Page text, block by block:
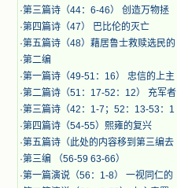
·第三篇诗（44：6-46） 创造万物拯
·第四篇诗（47） 巴比伦的灭亡
·第五篇诗（48）藉居鲁士救赎选民的
·第二编
·第一篇诗（49-51：16） 忠信的上主
·第二篇诗（51：17-52：12） 充军者
·第三篇诗（42：1-7；52：13-53：1
·第四篇诗（54-55）熙雍的复兴
·第五篇诗（此处的内容移到第三编去
·第三编 （56-59 63-66）
·第一篇演说（56：1-8） 一视同仁的